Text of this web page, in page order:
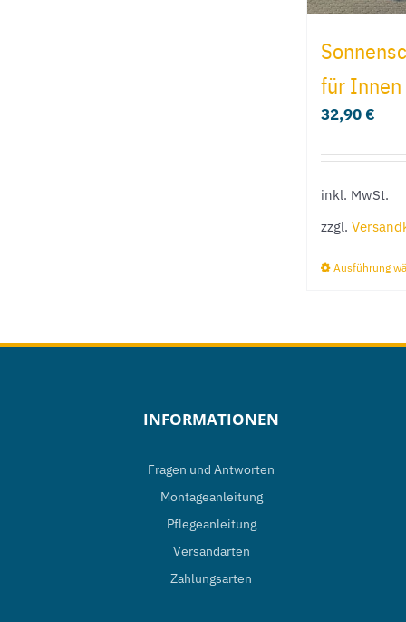
für Innen
32,90€
inkl. MwSt.
zzgl.
Ausführung
INFORMATIONEN
Fragen und Antworten
Montageanleitung
Pflegeanleitung
Versandarten
Zahlungsarten